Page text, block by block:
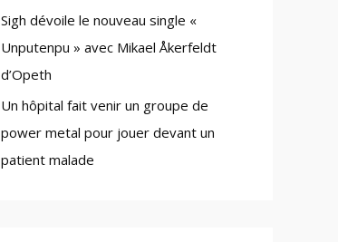
Sigh dévoile le nouveau single «
Unputenpu » avec Mikael Åkerfeldt
d’Opeth
Un hôpital fait venir un groupe de
power metal pour jouer devant un
patient malade